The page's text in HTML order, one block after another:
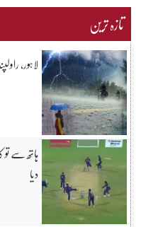
تازہ ترین
لاہور،
ہاتھ سے
دیا